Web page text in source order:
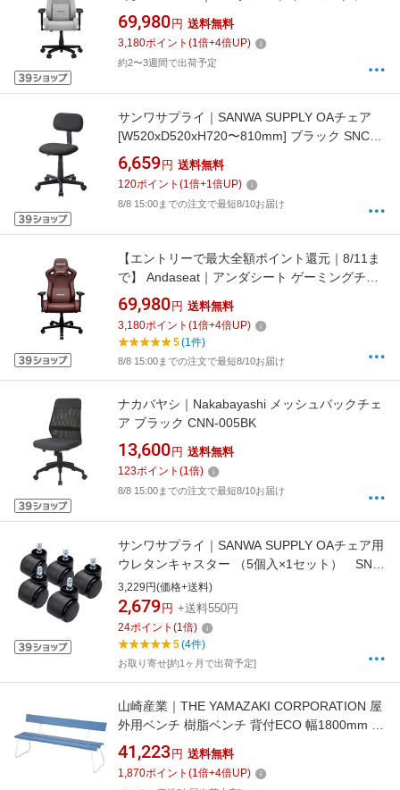
ア [シート W520xD515xH1365mm] Kaiser
Frontier M(リネンファブリック) アッシュ GC-
KAISERF_M/ASH
69,980 円 送料無料
3,180ポイント (1倍+4倍UP)
約2〜3週間で出荷予定
サンワサプライ｜SANWA SUPPLY OAチェア
[W520xD520xH720〜810mm] ブラック SNC-
A1BK[SNCA1BK]
6,659 円 送料無料
120ポイント (1倍+1倍UP)
8/8 15:00までの注文で最短8/10お届け
【エントリーで最大全額ポイント還元｜8/11ま
で】 Andaseat｜アンダシート ゲーミングチェ
ア [シート W570xD540、H1450mm] Kaiser
Frontier XL マロン GC-KAISERF_XL/MA
69,980 円 送料無料
3,180ポイント (1倍+4倍UP)
5(1件)
8/8 15:00までの注文で最短8/10お届け
ナカバヤシ｜Nakabayashi メッシュバックチェ
ア ブラック CNN-005BK
13,600 円 送料無料
123ポイント (1倍)
8/8 15:00までの注文で最短8/10お届け
サンワサプライ｜SANWA SUPPLY OAチェア用
ウレタンキャスター （5個入×1セット） SNC-
CAST[SNCCAST]
3,229円(価格+送料)
2,679 円 +送料550円
24ポイント (1倍)
5(4件)
お取り寄せ[約1ヶ月で出荷予定]
山崎産業｜THE YAMAZAKI CORPORATION 屋
外用ベンチ 樹脂ベンチ 背付ECO 幅1800mm ブ
ルー YB95ZPC 【メーカー直送・時間指定・返
品不可】
41,223 円 送料無料
1,870ポイント (1倍+4倍UP)